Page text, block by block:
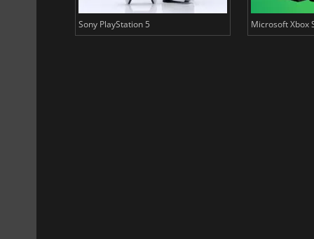
Sony PlayStation 5 Microsoft Xbox